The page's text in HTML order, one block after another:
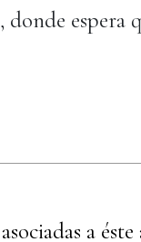
espera
a